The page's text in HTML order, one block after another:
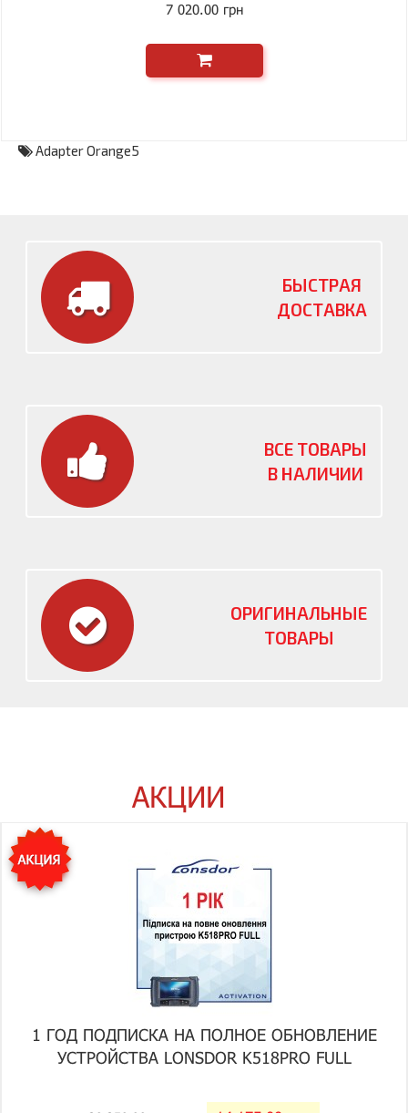
7 020.00 грн
Adapter Orange5
БЫСТРАЯ
ДОСТАВКА
ВСЕ ТОВАРЫ
В НАЛИЧИИ
ОРИГИНАЛЬНЫЕ
ТОВАРЫ
АКЦИИ
1 ГОД ПОДПИСКА НА ПОЛНОЕ ОБНОВЛЕНИЕ
УСТРОЙСТВА LONSDOR K518PRO FULL